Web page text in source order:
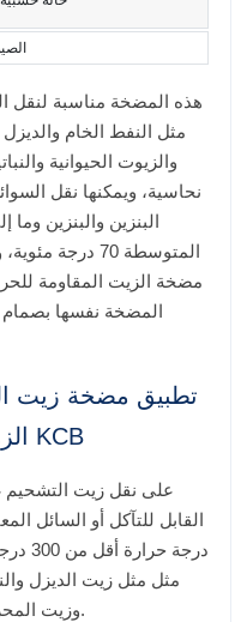
هذه المضخة مناسبة لنقل
والزيوت الحيوانية
نحاسية، ويمكنها نقل
البنزين والبنزين
المتوسطة 70
المضخة نفسها بصمام
تطبيق مضخة زيت
الزهر أو الفولاذ المقاوم للصدأ KCB
القابل للتآكل أو السائل
وزيت المحرك والزيت الهيدروليكي وما إلى ذلك.